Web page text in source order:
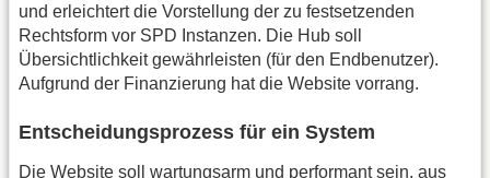
und erleichtert die Vorstellung der zu festsetzenden
Rechtsform vor SPD Instanzen. Die Hub soll
Übersichtlichkeit gewährleisten (für den Endbenutzer).
Aufgrund der Finanzierung hat die Website vorrang.
Entscheidungsprozess für ein System
Die Website soll wartungsarm und performant sein, aus